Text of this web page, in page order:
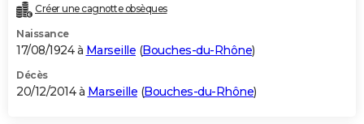
Créer une cagnotte obsèques
Naissance
17/08/1924 à Marseille (Bouches-du-Rhône)
Décès
20/12/2014 à Marseille (Bouches-du-Rhône)